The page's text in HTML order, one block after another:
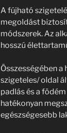
A fújható
megoldást
módszerek. Az
hosszú
Összességében
szigeteles/ oldal
padlás és a
hatékonyan
egészségesebb